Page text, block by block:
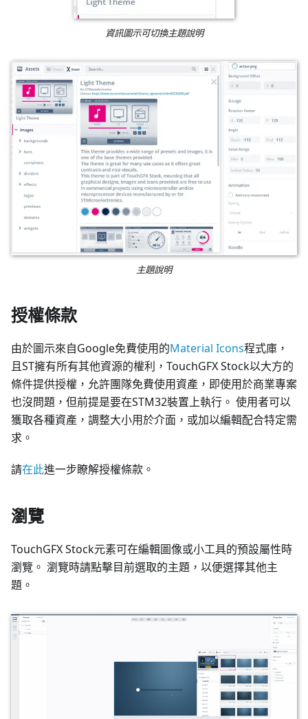
資訊圖示可切換主題說明
主題說明
授權條款
由於圖示來自Google免費使用的Material Icons程式庫，
且ST擁有所有其他資源的權利，TouchGFX Stock以大方的
條件提供授權，允許團隊免費使用資產，即使用於商業專案
也沒問題，但前提是要在STM32裝置上執行。 使用者可以
獲取各種資產，調整大小用於介面，或加以編輯配合特定需
求。
請在此進一步瞭解授權條款。
瀏覽
TouchGFX Stock元素可在編輯圖像或小工具的預設屬性時
瀏覽。 瀏覽時請點擊目前選取的主題，以便選擇其他主
題。